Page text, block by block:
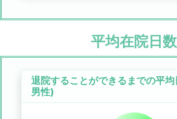
平均在院日数
退院することができるまでの平
男性)